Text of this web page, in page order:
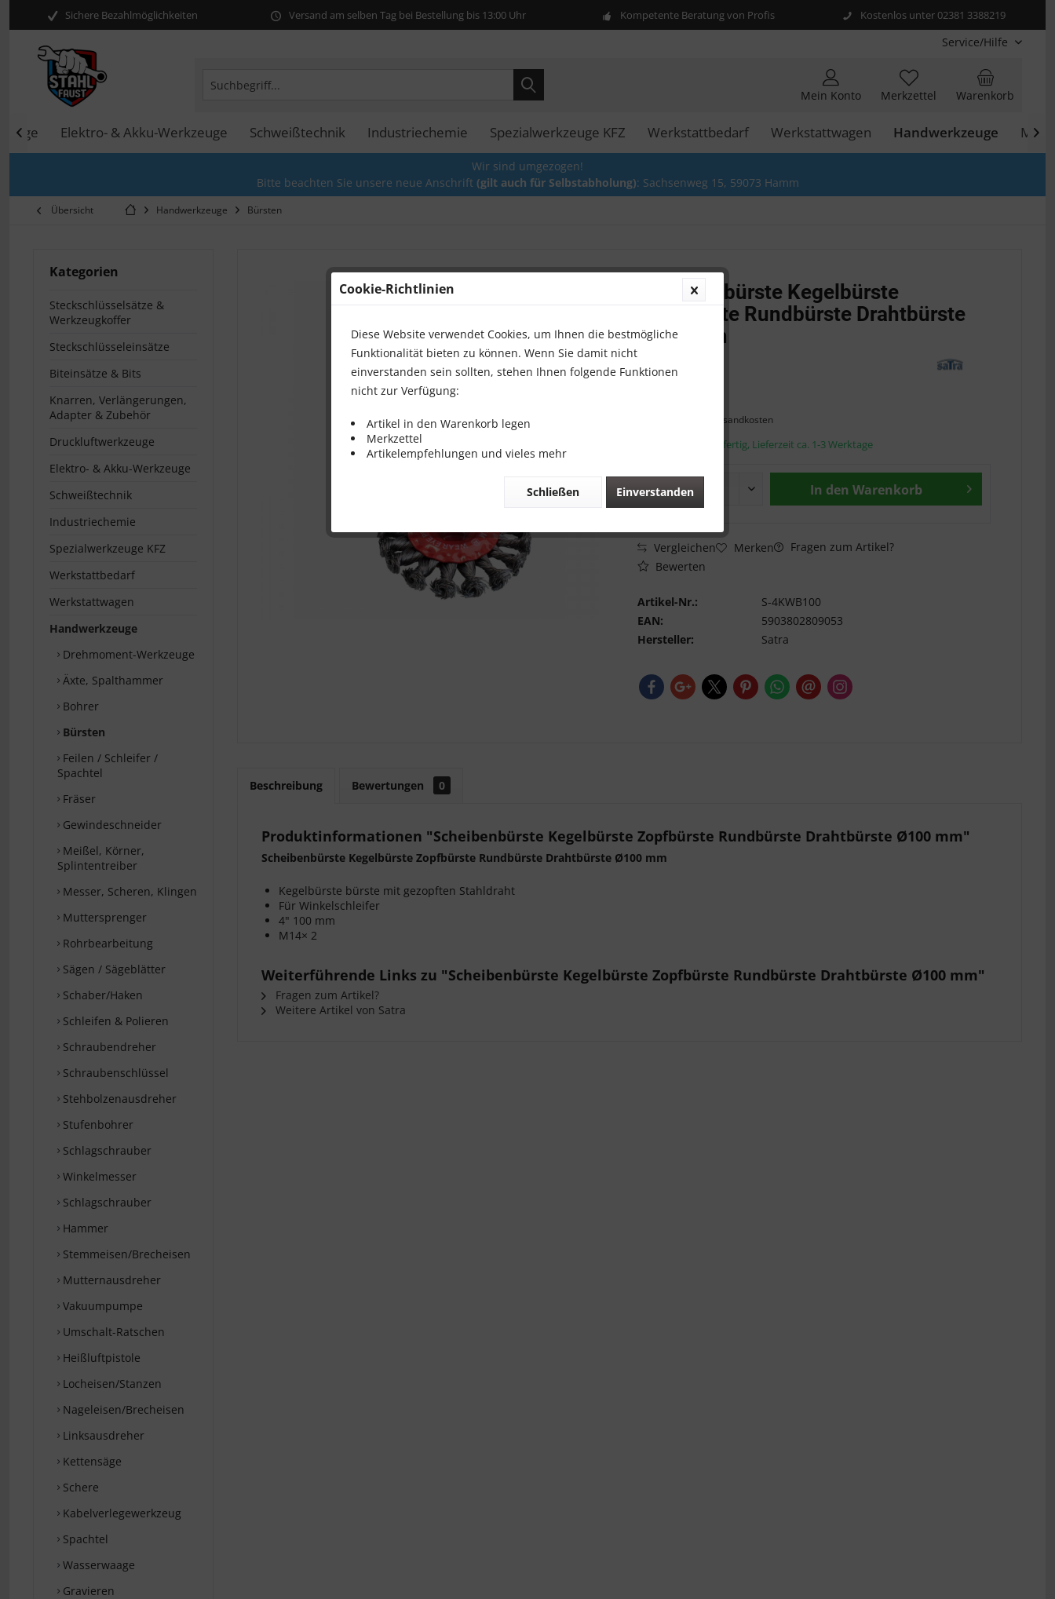
Sichere Bezahlmöglichkeiten Versand am selben Tag bei Bestellung bis 13:00 Uhr Kompetente Beratung von Profis Kostenlos unter 02381 3388219
Service/Hilfe
Warenkorb
Merkzettel
Mein Konto
Elektro- & Akku-Werkzeuge Schweißtechnik Industriechemie Spezialwerkzeuge KFZ Werkstattbedarf Werkstattwagen Handwerkzeuge
 
Wir sind umgezogen!
Bitte beachten Sie unsere neue Anschrift (gilt auch für Selbstabholung): Sachsenweg 15, 59073 Hamm
Übersicht Handwerkzeuge Bürsten
Kategorien
Steckschlüsselsätze &
Werkzeugkoffer
Steckschlüsseleinsätze
Biteinsätze & Bits
Knarren, Verlängerungen,
Adapter & Zubehör
Druckluftwerkzeuge
Elektro- & Akku-Werkzeuge
Schweißtechnik
Industriechemie
Spezialwerkzeuge KFZ
Werkstattbedarf
Werkstattwagen
Handwerkzeuge
Drehmoment-Werkzeuge
Äxte, Spalthammer
Bohrer
Bürsten
Feilen / Schleifer /
Spachtel
Fräser
Gewindeschneider
Meißel, Körner,
Splintentreiber
Messer, Scheren, Klingen
Muttersprenger
Rohrbearbeitung
Sägen / Sägeblätter
Schaber/Haken
Schleifen & Polieren
Schraubendreher
Schraubenschlüssel
Stehbolzenausdreher
Stufenbohrer
Schlagschrauber
Winkelmesser
Schlagschrauber
Hammer
Stemmeisen/Brecheisen
Mutternausdreher
Vakuumpumpe
Umschalt-Ratschen
Heißluftpistole
Locheisen/Stanzen
Nageleisen/Brecheisen
Linksausdreher
Kettensäge
Schere
Kabelverlegewerkzeug
Spachtel
Wasserwaage
Gravieren
Scheibenbürste Kegelbürste
Zopfbürste Rundbürste Drahtbürste
Ø100 mm
6,00 € *
zzgl. Versandkosten
Sofort versandfertig, Lieferzeit ca. 1-3 Werktage
In den Warenkorb
Vergleichen Merken
Fragen zum Artikel?
Bewerten
Artikel-Nr.:
S-4KWB100
EAN:
5903802809053
Hersteller:
Satra
Beschreibung Bewertungen 0
Produktinformationen "Scheibenbürste Kegelbürste Zopfbürste Rundbürste Drahtbürste Ø100 mm"
Scheibenbürste Kegelbürste Zopfbürste Rundbürste Drahtbürste Ø100 mm
Kegelbürste bürste mit gezopften Stahldraht
Für Winkelschleifer
4" 100 mm
M14× 2
Weiterführende Links zu "Scheibenbürste Kegelbürste Zopfbürste Rundbürste Drahtbürste Ø100 mm"
Fragen zum Artikel?
Weitere Artikel von Satra
Cookie-Richtlinien
Diese Website verwendet Cookies, um Ihnen die bestmögliche
Funktionalität bieten zu können. Wenn Sie damit nicht
einverstanden sein sollten, stehen Ihnen folgende Funktionen
nicht zur Verfügung:
Artikel in den Warenkorb legen
Merkzettel
Artikelempfehlungen und vieles mehr
Einverstanden
Schließen